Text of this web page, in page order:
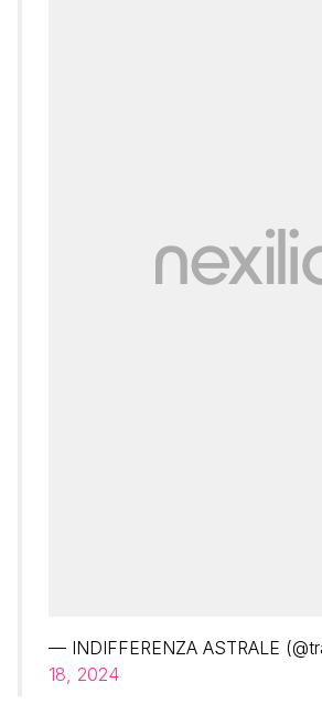
— INDIFFERENZA ASTRALE
18, 2024